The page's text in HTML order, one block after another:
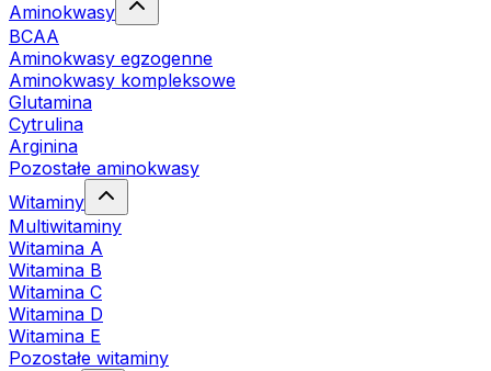
Aminokwasy
BCAA
Aminokwasy egzogenne
Aminokwasy kompleksowe
Glutamina
Cytrulina
Arginina
Pozostałe aminokwasy
Witaminy
Multiwitaminy
Witamina A
Witamina B
Witamina C
Witamina D
Witamina E
Pozostałe witaminy